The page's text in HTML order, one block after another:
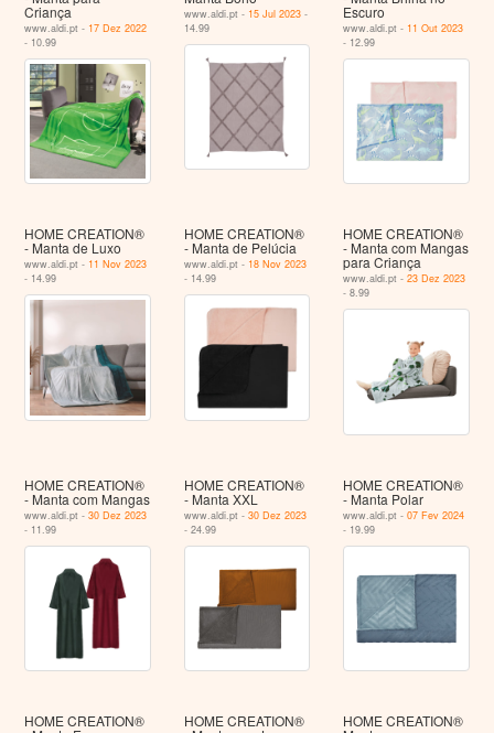
Criança
www.aldi.pt - 17 Dez 2022
- 10.99
www.aldi.pt - 15 Jul 2023-
14.99
Escuro
www.aldi.pt - 11 Out 2023
- 12.99
HOME CREATION®
- Manta de Luxo
www.aldi.pt - 11 Nov 2023
- 14.99
HOME CREATION®
- Manta de Pelúcia
www.aldi.pt - 18 Nov 2023
- 14.99
HOME CREATION®
- Manta com Mangas
para Criança
www.aldi.pt -23 Dez 2023
- 8.99
HOME CREATION®
- Manta com Mangas
www.aldi.pt -30 Dez 2023
- 11.99
HOME CREATION®
- Manta XXL
www.aldi.pt - 30 Dez 2023
- 24.99
HOME CREATION®
- Manta Polar
www.aldi.pt -07 Fev 2024
- 19.99
HOME CREATION® HOME CREATION® HOME CREATION®